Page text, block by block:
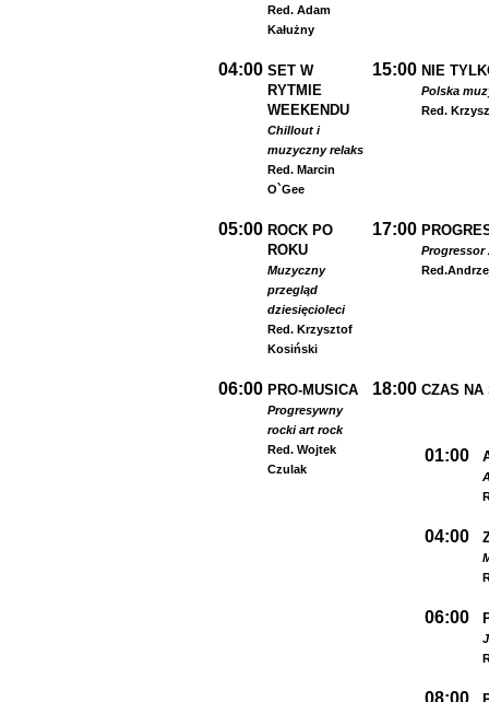
Red. Adam
Kałużny
04:00 SET W
RYTMIE
WEEKENDU
Chillout i
muzyczny relaks
Red. Marcin
O`Gee
15:00 NIE
Polska
Red.
05:00 ROCK PO
ROKU
Muzyczny
przegląd
dziesięcioleci
Red. Krzysztof
Kosiński
17:00
Progressor
Red.
06:00 PRO-MUSICA
Progresywny
rocki art rock
Red. Wojtek
Czulak
18:00 CZAS NA
01:00
04:00
06:00
08:00